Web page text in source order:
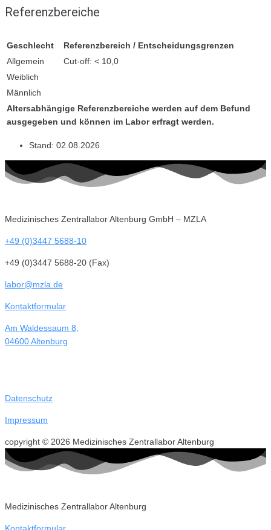
Referenzbereiche
Geschlecht Referenzbereich / Entscheidungsgrenzen
Altersabhängige Referenzbereiche werden auf dem Befund
ausgegeben und können im Labor erfragt werden.
Allgemein
Cut-off: < 10,0
Weiblich
Männlich
Stand: 02.08.2026
Medizinisches Zentrallabor Altenburg GmbH – MZLA
+49 (0)3447 5688-10
+49 (0)3447 5688-20 (Fax)
labor@mzla.de
Kontaktformular
Am Waldessaum 8,
04600 Altenburg
Datenschutz
Impressum
copyright © 2026 Medizinisches Zentrallabor Altenburg
Medizinisches Zentrallabor Altenburg
Kontaktformular